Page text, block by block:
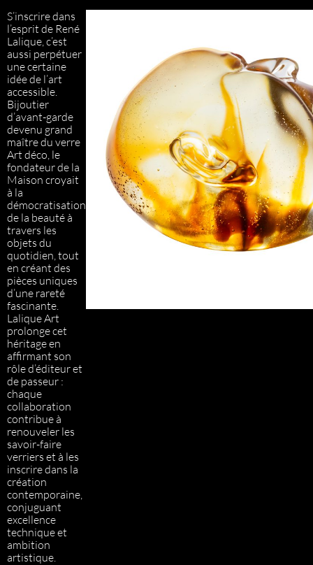
S’inscrire dans
l’esprit de René
Lalique, c’est
aussi perpétuer
une certaine
idée de l’art
accessible.
Bijoutier
d’avant-garde
devenu grand
maître du verre
Art déco, le
fondateur de la
Maison croyait
à la
démocratisation
de la beauté à
travers les
objets du
quotidien, tout
en créant des
pièces uniques
d’une rareté
fascinante.
Lalique Art
prolonge cet
héritage en
affirmant son
rôle d’éditeur et
de passeur :
chaque
collaboration
contribue à
renouveler les
savoir-faire
verriers et à les
inscrire dans la
création
contemporaine,
conjuguant
excellence
technique et
ambition
artistique.